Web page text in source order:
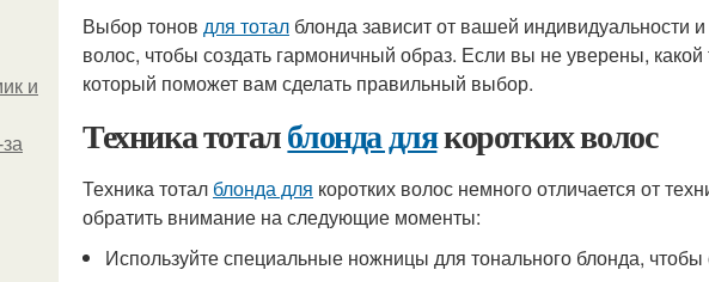
и
Выбор тонов для тотал блонда зависит от вашей индивидуальности
волос, чтобы создать гармоничный образ. Если вы не уверены, какой
который поможет вам сделать правильный выбор.
Техника тоталблонда длякоротких волос
Техника тотал блонда для коротких волос немного отличается от
обратить внимание на следующие моменты:
Используйте специальные ножницы для тонального блонда, чтобы